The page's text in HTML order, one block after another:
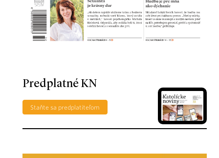
Predplatné KN
Staňte sa predplatiteľom